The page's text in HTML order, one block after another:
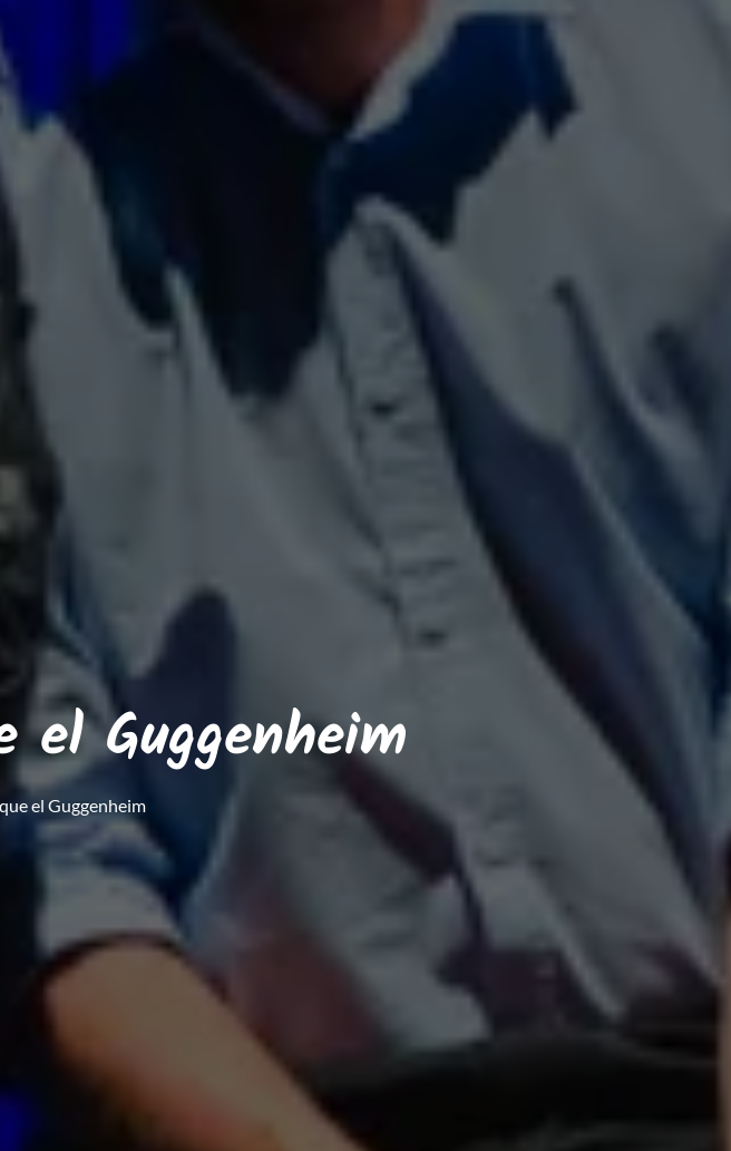
el Guggenheim
el Guggenheim